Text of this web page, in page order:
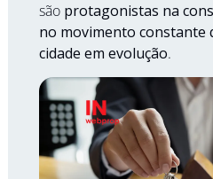
são protagonistas na
no movimento constante
cidade em evolução.